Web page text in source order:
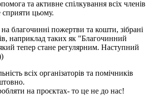
та активне спілкування всіх членів
сприяти цьому.
на благочинні пожертви та кошти, зібрані
наприклад таких як "Благочинний
тепер стане регулярним. Наступний
всіх організаторів та помічників
на проєктах- то це не до нас!